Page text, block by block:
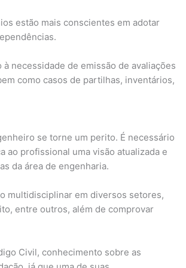
estão mais conscientes em adotar
necessidade de emissão de avaliações
como casos de partilhas, inventários,
se torne um perito. É necessário
ao profissional uma visão atualizada e
da área de engenharia.
multidisciplinar em diversos setores,
entre outros, além de comprovar
Civil, conhecimento sobre as